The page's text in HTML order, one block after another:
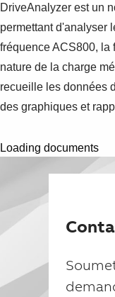
Services
A propos
Où acheter
Contactez-nous
Carrières
DriveAnalyzer est un
permettant d'analyser
fréquence ACS800, la
nature de la charge
recueille les données
des graphiques et
Loading documents